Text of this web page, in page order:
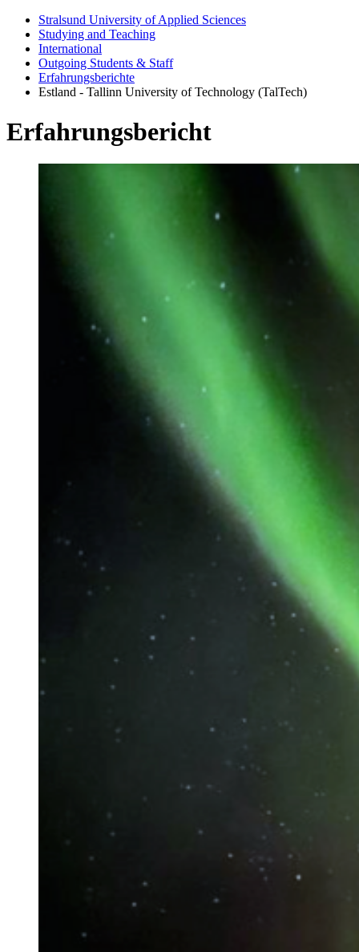
Stralsund University of Applied Sciences
Studying and Teaching
International
Outgoing Students & Staff
Erfahrungsberichte
Estland - Tallinn University of Technology (TalTech)
Er­fahrungs­bericht